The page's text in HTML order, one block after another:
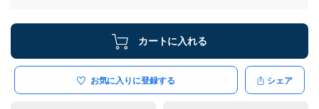
カートに入れる
お気に入りに登録する シェア